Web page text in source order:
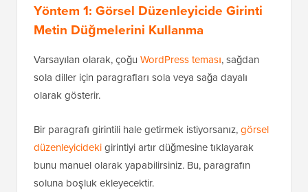
Yöntem 1: Görsel Düzenleyicide Girinti
Metin Düğmelerini Kullanma
Varsayılan olarak, çoğu WordPress teması, sağdan
sola diller için paragrafları sola veya sağa dayalı
olarak gösterir.
Bir paragrafı girintili hale getirmek istiyorsanız,görsel
düzenleyicidekigirintiyi artır düğmesine tıklayarak
bunu manuel olarak yapabilirsiniz. Bu, paragrafın
soluna boşluk ekleyecektir.